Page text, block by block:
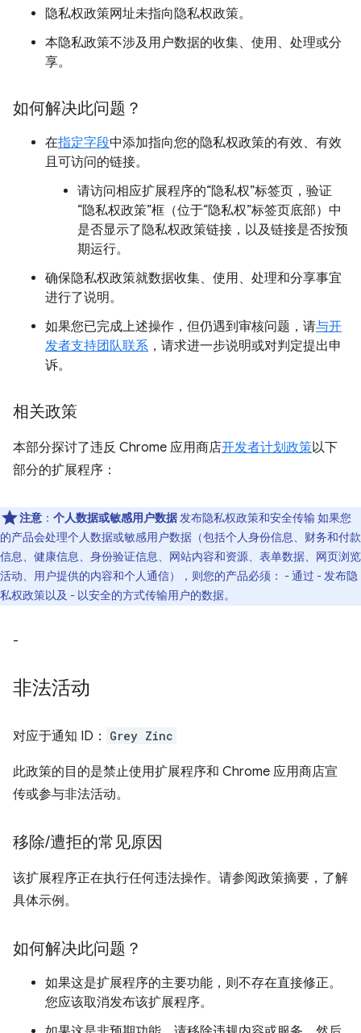
隐私权政策网址未指向隐私权政策。
本隐私政策不涉及用户数据的收集、使用、处理或分
享。
如何解决此问题？
在指定字段中添加指向您的隐私权政策的有效、有效
且可访问的链接。
请访问相应扩展程序的“隐私权”标签页，验证
“隐私权政策”框（位于“隐私权”标签页底部）中
是否显示了隐私权政策链接，以及链接是否按预
期运行。
确保隐私权政策就数据收集、使用、处理和分享事宜
进行了说明。
如果您已完成上述操作，但仍遇到审核问题，请与开
发者支持团队联系 ，请求进一步说明或对判定提出申
诉。
相关政策
本部分探讨了违反 Chrome 应用商店开发者计划政策以下
部分的扩展程序：
注意 ： 个人数据或敏感用户数据发布隐私权政策和安全传输 如果您
的产品会处理个人数据或敏感用户数据（包括个人身份信息、财务和付款
信息、健康信息、身份验证信息、网站内容和资源、表单数据、网页浏览
活动、用户提供的内容和个人通信），则您的产品必须： - 通过 - 发布隐
私权政策以及 - 以安全的方式传输用户的数据。
-
非法活动
对应于通知 ID： Grey Zinc
此政策的目的是禁止使用扩展程序和 Chrome 应用商店宣
传或参与非法活动。
移除/遭拒的常见原因
该扩展程序正在执行任何违法操作。请参阅政策摘要，了解
具体示例。
如何解决此问题？
如果这是扩展程序的主要功能，则不存在直接修正。
您应该取消发布该扩展程序。